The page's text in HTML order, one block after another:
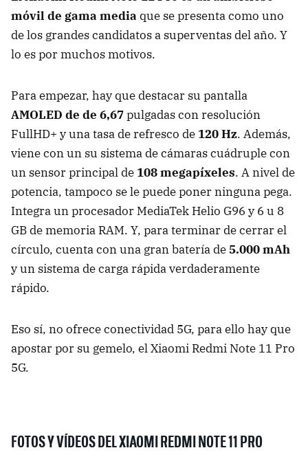
móvil de gama media que se presenta como uno
de los grandes candidatos a superventas del año. Y
lo es por muchos motivos.
Para empezar, hay que destacar su pantalla
AMOLED de de 6,67pulgadas con resolución
FullHD+ y una tasa de refresco de 120 Hz. Además,
viene con un su sistema de cámaras cuádruple con
un sensor principal de 108 megapíxeles. A nivel de
potencia, tampoco se le puede poner ninguna pega.
Integra un procesador MediaTek Helio G96 y 6 u 8
GB de memoria RAM. Y, para terminar de cerrar el
círculo, cuenta con una gran batería de5.000 mAh
y un sistema de carga rápida verdaderamente
rápido.
Eso sí, no ofrece conectividad 5G, para ello hay que
apostar por su gemelo, el Xiaomi Redmi Note 11 Pro
5G.
FOTOS Y VÍDEOS DEL XIAOMI REDMI NOTE 11 PRO